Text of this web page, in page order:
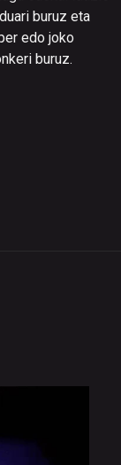
buruz eta
edo joko
buruz.